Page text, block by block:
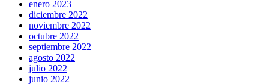
enero 2023
diciembre 2022
noviembre 2022
octubre 2022
septiembre 2022
agosto 2022
julio 2022
junio 2022